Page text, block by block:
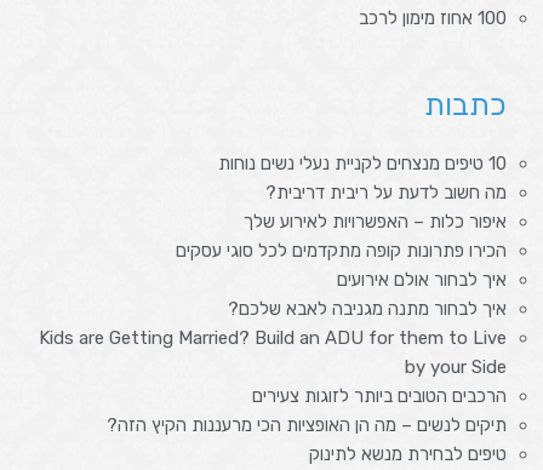
100 אחוז מימון לרכב
כתבות
10 טיפים מנצחים לקניית נעלי נשים נוחות
מה חשוב לדעת על ריבית דריבית?
איפור כלות – האפשרויות לאירוע שלך
הכירו פתרונות קופה מתקדמים לכל סוגי עסקים
איך לבחור אולם אירועים
איך לבחור מתנה מגניבה לאבא שלכם?
Kids are Getting Married? Build an ADU for them to Live
by your Side
הרכבים הטובים ביותר לזוגות צעירים
תיקים לנשים – מה הן האופציות הכי מרעננות הקיץ הזה?
טיפים לבחירת מנשא לתינוק